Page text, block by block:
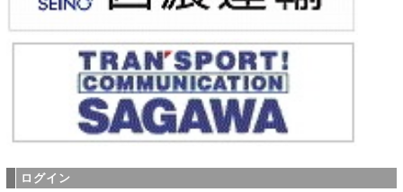
ログイン